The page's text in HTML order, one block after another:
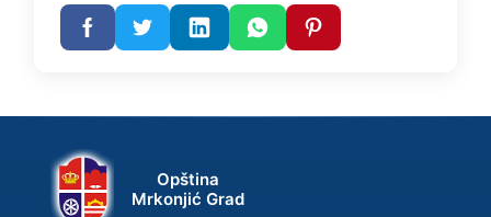
Opština
Mrkonjić Grad